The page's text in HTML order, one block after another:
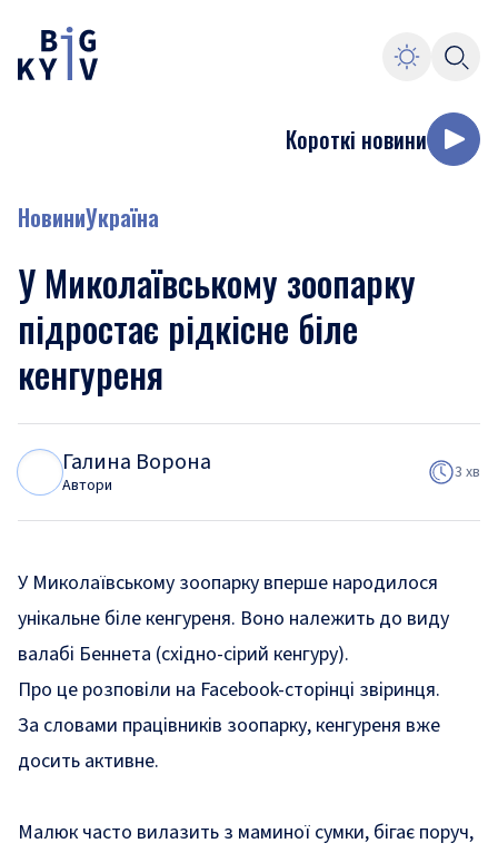
Короткі новини
НовиниУкраїна
У Миколаївському зоопарку
підростає рідкісне біле
кенгуреня
Галина Ворона
Автори
3 хв
У Миколаївському зоопарку вперше народилося
унікальне біле кенгуреня. Воно належить до виду
валабі Беннета (східно-сірий кенгуру).
Про це розповіли на Facebook-сторінці звіринця.
За словами працівників зоопарку, кенгуреня вже
досить активне.
Малюк часто вилазить з маминої сумки, бігає поруч,